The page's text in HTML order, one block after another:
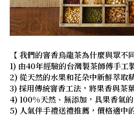
【 我們的窨香烏龍茶為什麼與眾不
1) 由40年經驗的台灣製茶師傅手工
2) 從天然的水果和花朵中新鮮萃取
3) 採用傳統窨香工法，將果香與茶
4) 100%天然、無添加，具果香氣
5) 人氣伴手禮送禮推薦，價格適中